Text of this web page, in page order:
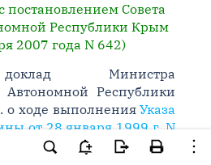
постановлением Совета
Республики Крым
2007 года N 642)
Министра
Автономной Республики
о ходе выполненияУказа
от 28 января 1999 г. N
по улучшению